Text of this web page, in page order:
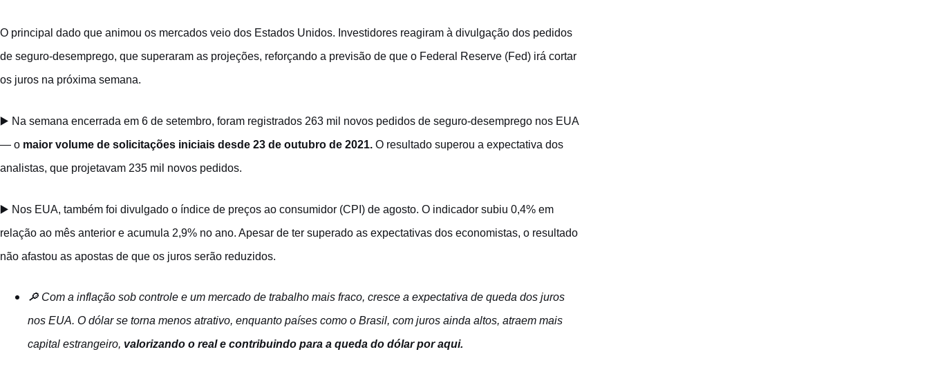
O principal dado que animou os mercados veio dos Estados Unidos. Investidores reagiram à divulgação dos pedidos
de seguro-desemprego, que superaram as projeções, reforçando a previsão de que o Federal Reserve (Fed) irá cortar
os juros na próxima semana.
▶️ Na semana encerrada em 6 de setembro, foram registrados 263 mil novos pedidos de seguro-desemprego nos EUA
— o maior volume de solicitações iniciais desde 23 de outubro de 2021. O resultado superou a expectativa dos
analistas, que projetavam 235 mil novos pedidos.
▶️ Nos EUA, também foi divulgado o índice de preços ao consumidor (CPI) de agosto. O indicador subiu 0,4% em
relação ao mês anterior e acumula 2,9% no ano. Apesar de ter superado as expectativas dos economistas, o resultado
não afastou as apostas de que os juros serão reduzidos.
🔎 Com a inflação sob controle e um mercado de trabalho mais fraco, cresce a expectativa de queda dos juros
nos EUA. O dólar se torna menos atrativo, enquanto países como o Brasil, com juros ainda altos, atraem mais
capital estrangeiro, valorizando o real e contribuindo para a queda do dólar por aqui.